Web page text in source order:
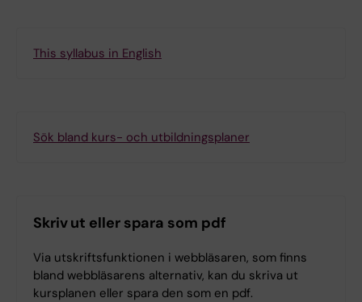
This syllabus in English
Sök bland kurs- och utbildningsplaner
Skriv ut eller spara som pdf
Via utskriftsfunktionen i webbläsaren, som finns
bland webbläsarens alternativ, kan du skriva ut
kursplanen eller spara den som en pdf.